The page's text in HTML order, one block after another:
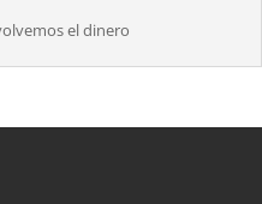
el dinero